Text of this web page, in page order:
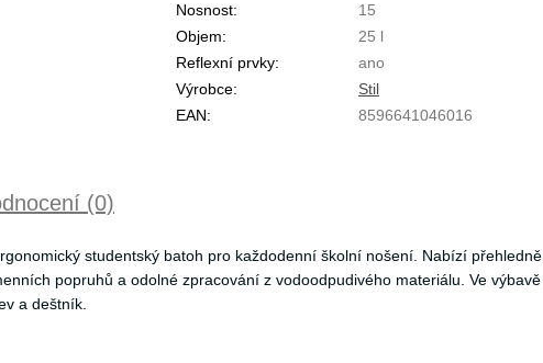
Nosnost:
15
Objem:
25 l
Reflexní prvky:
ano
Výrobce:
Stil
EAN:
8596641046016
(0)
studentský batoh pro každodenní školní nošení. Nabízí přehledně
popruhů a odolné zpracování z vodoodpudivého materiálu. Ve výbavě
a deštník.